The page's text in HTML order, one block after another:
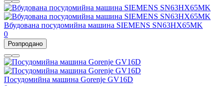
Вбудована посудомийна машина SIEMENS SN63HX65MK
0
Розпродано
Посудомийна машина Gorenje GV16D